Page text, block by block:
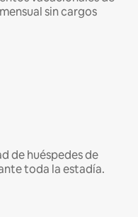
sin cargos
de huéspedes de
toda la estadía.